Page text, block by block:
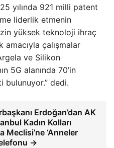
yılında 921 milli patent
liderlik etmenin
yüksek teknoloji ihraç
amacıyla çalışmalar
ve Silikon
5G alanında 70’in
bulunuyor.” dedi.
Erdoğan’dan AK
Kadın Kolları
Meclisi’ne ‘Anneler
→